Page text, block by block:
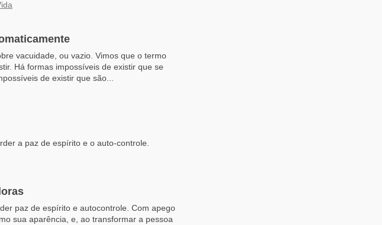
vacuidade, ou vazio. Vimos que o termo
Há formas impossíveis de existir que se
de existir que são...
a paz de espírito e o auto-controle.
paz de espírito e autocontrole. Com apego
sua aparência, e, ao transformar a pessoa